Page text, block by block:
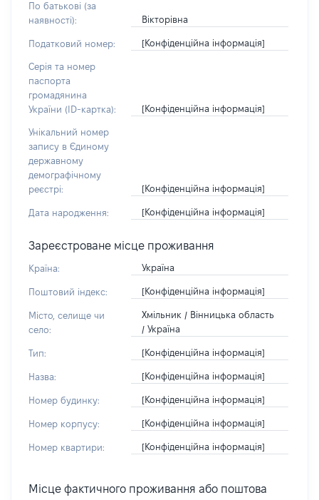
По батькові (за
наявності):
Вікторівна
Податковий номер: [Конфіденційна інформація]
Серія та номер
паспорта
громадянина
України (ID-картка):
[Конфіденційна інформація]
Унікальний номер
запису в Єдиному
державному
демографічному
реєстрі:
[Конфіденційна інформація]
Дата народження: [Конфіденційна інформація]
Зареєстроване місце проживання
Країна: Україна
Поштовий індекс: [Конфіденційна інформація]
Місто, селище чи
село:
Хмільник / Вінницька область
/ Україна
Тип: [Конфіденційна інформація]
Назва: [Конфіденційна інформація]
Номер будинку: [Конфіденційна інформація]
Номер корпусу: [Конфіденційна інформація]
Номер квартири: [Конфіденційна інформація]
Місце фактичного проживання або поштова